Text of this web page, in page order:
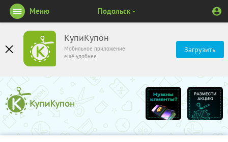
КупиКупон
Мобильное приложение
ещё удобнее
Загрузить
Меню Подольск